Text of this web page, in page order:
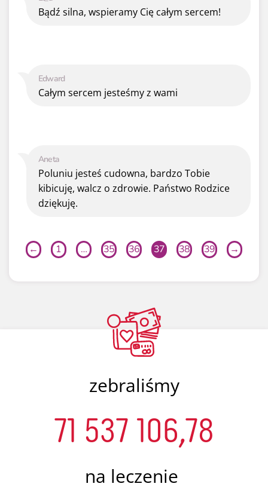
Aneta
Poluniu jesteś cudowna, bardzo Tobie
kibicuję, walcz o zdrowie. Państwo Rodzice
dziękuję.
Edward
Całym sercem jesteśmy z wami
Bądź silna, wspieramy Cię całym sercem!
← 1 … 35 36 37 38 39 →
zebraliśmy
71 537 106,78
na leczenie